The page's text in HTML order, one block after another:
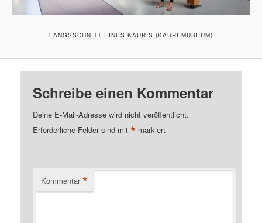
LÄNGSSCHNITT EINES KAURIS (KAURI-MUSEUM)
Schreibe einen Kommentar
Deine E-Mail-Adresse wird nicht veröffentlicht.
Erforderliche Felder sind mit* markiert
Kommentar *